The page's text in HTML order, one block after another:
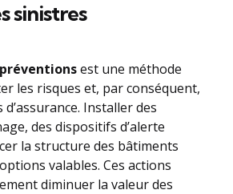
sinistres
préventionsest une méthode
les risques et, par conséquent,
Installer des
des dispositifs d’alerte
la structure des bâtiments
valables. Ces actions
diminuer la valeur des